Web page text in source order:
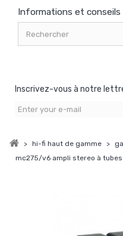
Informations et conseils
Inscrivez-vous à notre
> hi-fi haut de gamme >
mc275/v6 ampli stereo à tubes